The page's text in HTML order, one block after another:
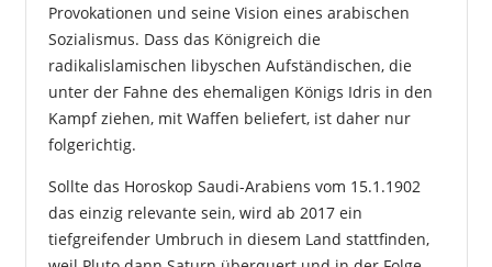
Provokationen und seine Vision eines arabischen
Sozialismus. Dass das Königreich die
radikalislamischen libyschen Aufständischen, die
unter der Fahne des ehemaligen Königs Idris in den
Kampf ziehen, mit Waffen beliefert, ist daher nur
folgerichtig.
Sollte das Horoskop Saudi-Arabiens vom 15.1.1902
das einzig relevante sein, wird ab 2017 ein
tiefgreifender Umbruch in diesem Land stattfinden,